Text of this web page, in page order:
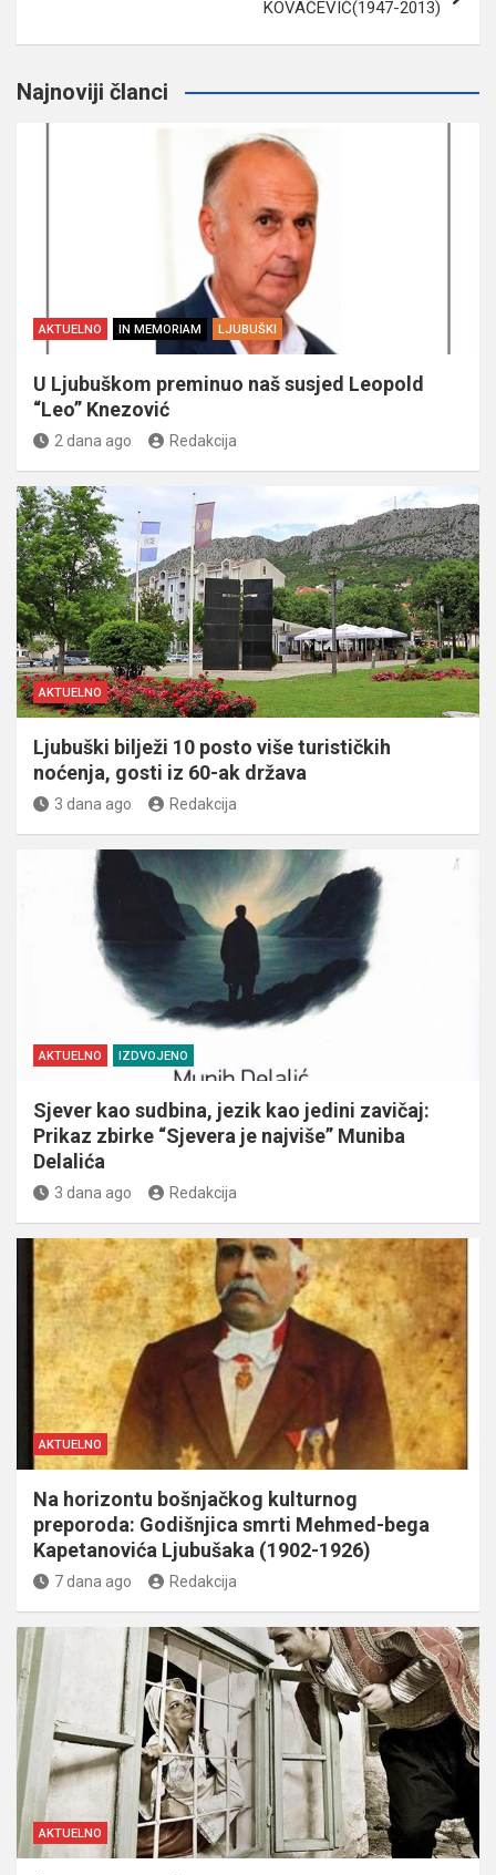
KOVAČEVIĆ(1947-2013)
Najnoviji članci
AKTUELNO IN MEMORIAM LJUBUŠKI
U Ljubuškom preminuo naš susjed Leopold
“Leo” Knezović
2 dana ago Redakcija
AKTUELNO
Ljubuški bilježi 10 posto više turističkih
noćenja, gosti iz 60-ak država
3 dana ago Redakcija
AKTUELNO IZDVOJENO
Sjever kao sudbina, jezik kao jedini zavičaj:
Prikaz zbirke “Sjevera je najviše” Muniba
Delalića
3 dana ago Redakcija
AKTUELNO
Na horizontu bošnjačkog kulturnog
preporoda: Godišnjica smrti Mehmed-bega
Kapetanovića Ljubušaka (1902-1926)
7 dana ago Redakcija
AKTUELNO